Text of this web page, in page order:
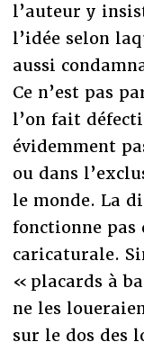
l’auteur y
l’idée selon
aussi
Ce n’est pas
l’on fait
évidemment
ou dans
le monde. La
fonctionne pas
caricaturale.
« placards à
ne les
sur le dos des